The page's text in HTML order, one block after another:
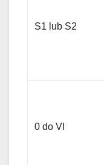
S1 lub S2
0 do VI